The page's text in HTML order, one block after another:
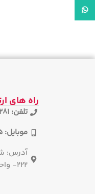
راه های
تلفن: 02144604281
موبایل: 09102290935
آدرس:
222- واحد 5